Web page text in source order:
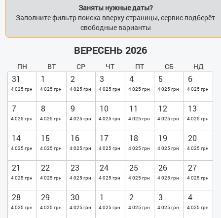
Заняты нужные даты?
Заполните фильтр поиска вверху страницы, сервис подберёт
свободные варианты
ВЕРЕСЕНЬ 2026
ПН ВТ СР ЧТ ПТ СБ НД
31
4 025 грн
1
4 025 грн
2
4 025 грн
3
4 025 грн
4
4 025 грн
5
4 025 грн
6
4 025 грн
7
4 025 грн
8
4 025 грн
9
4 025 грн
10
4 025 грн
11
4 025 грн
12
4 025 грн
13
4 025 грн
14
4 025 грн
15
4 025 грн
16
4 025 грн
17
4 025 грн
18
4 025 грн
19
4 025 грн
20
4 025 грн
21
4 025 грн
22
4 025 грн
23
4 025 грн
24
4 025 грн
25
4 025 грн
26
4 025 грн
27
4 025 грн
28
4 025 грн
29
4 025 грн
30
4 025 грн
1
4 025 грн
2
4 025 грн
3
4 025 грн
4
4 025 грн